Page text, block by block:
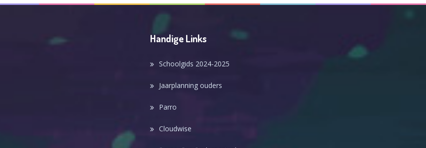
Handige Links
Schoolgids 2024-2025
Jaarplanning ouders
Parro
Cloudwise